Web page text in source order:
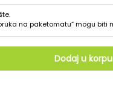
na paketomatu“ mogu biti
Dodaj u korpu